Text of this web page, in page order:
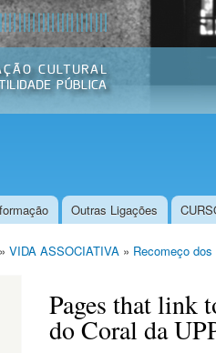
Outras Ligações
» VIDA ASSOCIATIVA » Recomeço
Pages that link
do Coral da